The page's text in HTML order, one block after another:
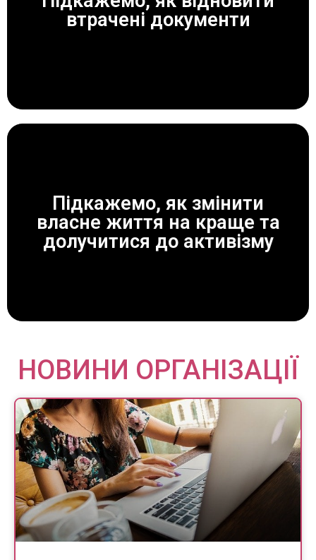
втрачені документи
ЗАВЖДИ ДОПОМОЖЕМО!
Підкажемо, як змінити
власне життя на краще та
долучитися до активізму
ЗАВЖДИ ДОПОМОЖЕМО!
НОВИНИ ОРГАНІЗАЦІЇ